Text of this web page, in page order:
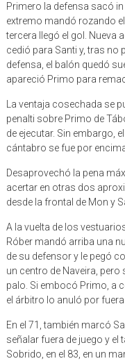
Primero la defensa sacó in
extremo mandó rozando
tercera llegó el gol. Nueva
cedió para Santi y, tras no
defensa, el balón quedó
apareció Primo para
La ventaja cosechada se
penalti sobre Primo de
de ejecutar. Sin embargo,
cántabro se fue por
Desaprovechó la pena
acertar en otras dos
desde la frontal de Mon y
A la vuelta de los
Róber mandó arriba una
de su defensor y le pegó
un centro de Naveira,
palo. Si embocó Primo, a
el árbitro lo anuló por
En el 71, también marcó
señalar fuera de juego y el
Sobrido, en el 83, en un